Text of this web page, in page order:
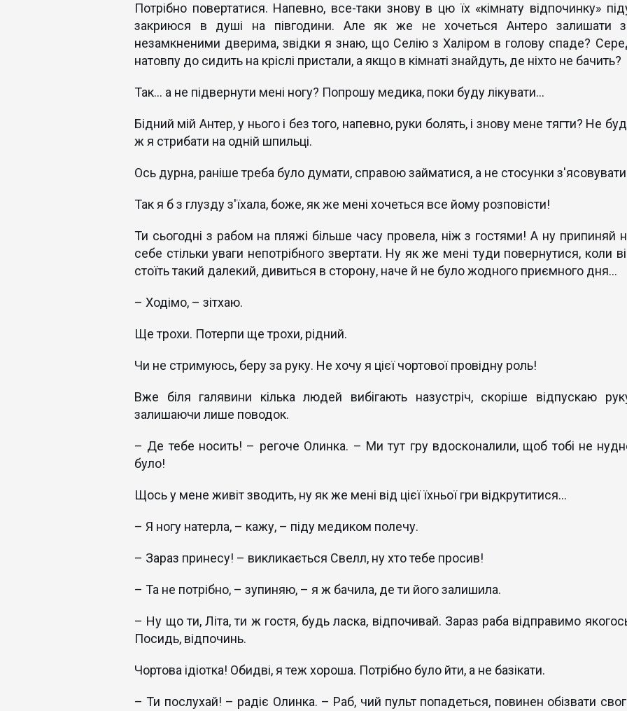
Потрібно повертатися. Напевно, все-таки знову в цю їх «кімнату відпочинку»
закриюся в душі на півгодини. Але як же не хочеться Антеро залишати
незамкненими дверима, звідки я знаю, що Селію з Халіром в голову спаде?
натовпу до сидить на кріслі пристали, а якщо в кімнаті знайдуть, де ніхто не бачить?
Так... а не підвернути мені ногу? Попрошу медика, поки буду лікувати...
Бідний мій Антер, у нього і без того, напевно, руки болять, і знову мене тягти? Не
ж я стрибати на одній шпильці.
Ось дурна, раніше треба було думати, справою займатися, а не стосунки
Так я б з глузду з'їхала, боже, як же мені хочеться все йому розповісти!
Ти сьогодні з рабом на пляжі більше часу провела, ніж з гостями! А ну припиняй
себе стільки уваги непотрібного звертати. Ну як же мені туди повернутися, коли
стоїть такий далекий, дивиться в сторону, наче й не було жодного приємного дня...
– Ходімо, – зітхаю.
Ще трохи. Потерпи ще трохи, рідний.
Чи не стримуюсь, беру за руку. Не хочу я цієї чортової провідну роль!
Вже біля галявини кілька людей вибігають назустріч, скоріше відпускаю
залишаючи лише поводок.
– Де тебе носить! – регоче Олинка. – Ми тут гру вдосконалили, щоб тобі не
було!
Щось у мене живіт зводить, ну як же мені від цієї їхньої гри відкрутитися...
– Я ногу натерла, – кажу, – піду медиком полечу.
– Зараз принесу! – викликається Свелл, ну хто тебе просив!
– Та не потрібно, – зупиняю, – я ж бачила, де ти його залишила.
– Ну що ти, Літа, ти ж гостя, будь ласка, відпочивай. Зараз раба відправимо
Посидь, відпочинь.
Чортова ідіотка! Обидві, я теж хороша. Потрібно було йти, а не базікати.
– Ти послухай! – радіє Олинка. – Раб, чий пульт попадеться, повинен обізвати